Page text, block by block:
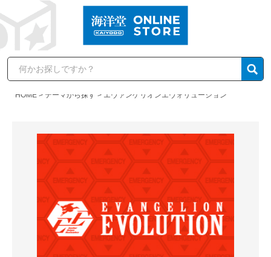
HOME テーマから探す エヴァンゲリオンエヴォリューション